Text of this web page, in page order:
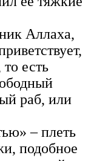
Аллаха,
есть
раб, или
– плеть
подобное